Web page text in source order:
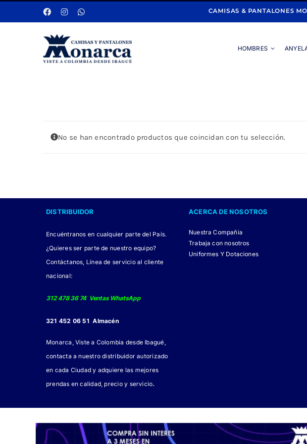
al
CAMISAS & PANTALONES
HOMBRES
No se han encontrado productos que coincidan con tu selección.
DISTRIBUIDOR
Encuéntranos en cualquier parte del País.
¿Quieres ser parte de nuestro equipo?
Contáctanos, Línea de servicio al cliente
nacional:
312 478 36 74 Ventas WhatsApp
321 452 06 51 Almacén
Monarca, Viste a Colombia desde Ibagué,
contacta a nuestro distribuidor autorizado
en cada Ciudad y adquiere las mejores
prendas en calidad, precio y servicio.
ACERCA DE NOSOTROS
Nuestra Compañia
Trabaja con nosotros
Uniformes Y Dotaciones